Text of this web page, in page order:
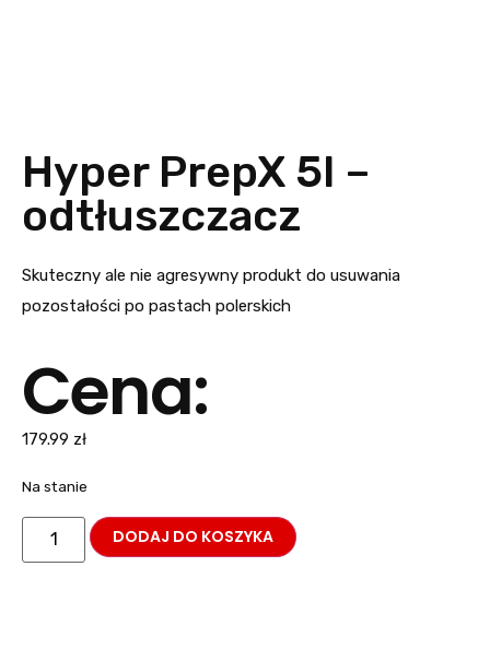
Hyper PrepX 5l –
odtłuszczacz
Skuteczny ale nie agresywny produkt do usuwania
pozostałości po pastach polerskich
Cena:
179.99 zł
Na stanie
DODAJ DO KOSZYKA